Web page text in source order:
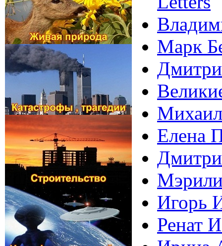
Марк
Елена
Игорь
Ренат